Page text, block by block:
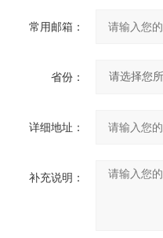
常用邮箱：
省份：
详细地址：
补充说明：